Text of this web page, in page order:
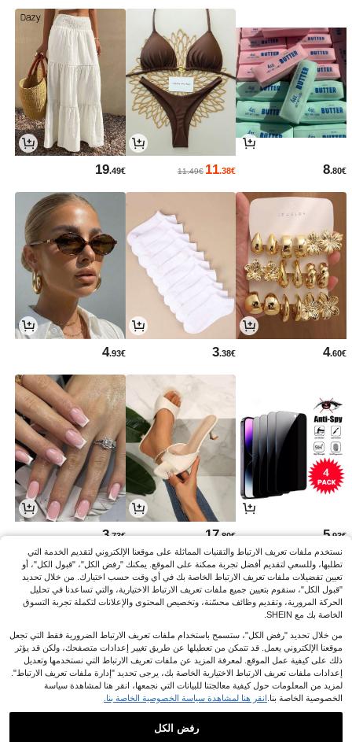
8.80€
11.38€
11.49€
19.49€
4.60€
3.38€
4.93€
5.93€
17.80€
3.73€
نستخدم ملفات تعريف الارتباط والتقنيات المماثلة على موقعنا الإلكتروني لتقديم الخدمة التي
تطلبها، وللسعي لتقديم أفضل تجربة ممكنة على الموقع. يمكنك "رفض الكل"، "قبول الكل"، أو
تعيين تفضيلات ملفات تعريف الارتباط الخاصة بك في أي وقت حسب اختيارك. من خلال تحديد
"قبول الكل"، سنقوم بتعيين جميع ملفات تعريف الارتباط الاختيارية، والتي تساعدنا في تحليل
الحركة المرورية، وتقديم وظائف محسّنة، وتخصيص المحتوى والإعلانات لتكملة تجربة التسوق
الخاصة بك مع SHEIN.
من خلال تحديد "رفض الكل"، ستسمح باستخدام ملفات تعريف الارتباط الضرورية فقط التي تجعل
موقعنا الإلكتروني يعمل. قد تتمكن من تعطيلها عن طريق تغيير إعدادات متصفحك، ولكن قد يؤثر
ذلك على كيفية عمل الموقع. لمعرفة المزيد عن ملفات تعريف الارتباط التي نستخدمها وتعديل
إعدادات ملفات تعريف الارتباط الاختيارية الخاصة بك، يرجى تحديد "إدارة ملفات تعريف الارتباط".
لمزيد من المعلومات حول كيفية معالجتنا للبيانات التي نجمعها، انقر هنا لمشاهدة سياسة
الخصوصية الخاصة بنا. انقر هنا لمشاهدة سياسة الخصوصية الخاصة بنا.
رفض الكل